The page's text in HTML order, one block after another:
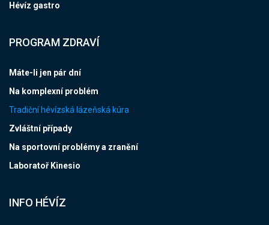
Hévíz gastro
PROGRAM ZDRAVÍ
Máte-li jen pár dní
Na komplexní problém
Tradiční hévízská lázeňská kúra
Zvláštní případy
Na sportovní problémy a zranění
Laboratoř Kinesio
INFO HÉVÍZ